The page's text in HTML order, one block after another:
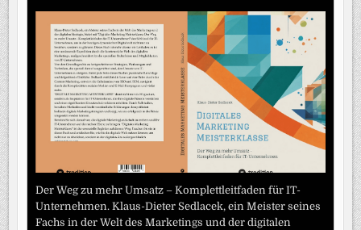
Der Weg zu mehr Umsatz – Komplettleitfaden für IT-
Unternehmen. Klaus-Dieter Sedlacek, ein Meister seines
Fachs in der Welt des Marketings und der digitalen